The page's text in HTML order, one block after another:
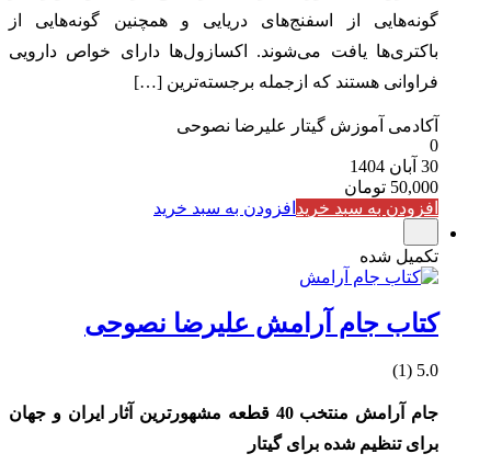
گونه‌هایی از اسفنج‌های دریایی و همچنین گونه‌هایی از
باکتری‌ها یافت می‌شوند. اکسازول‌ها دارای خواص دارویی
فراوانی هستند که ازجمله برجسته‌ترین […]
آکادمی آموزش گیتار علیرضا نصوحی
0
30 آبان 1404
50,000 تومان
افزودن به سبد خرید افزودن به سبد خرید
تکمیل شده
کتاب جام آرامش علیرضا نصوحی
5.0 (1)
جام آرامش منتخب
40 قطعه مشهورترین آثار ایران و جهان
برای تنظیم شده برای گیتار